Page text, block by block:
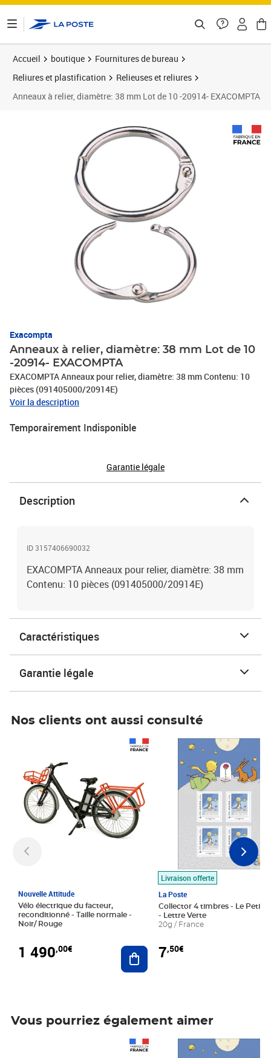
Accueil boutique
Fournitures de bureau
Reliures et plastification
Relieuses et reliures
Anneaux à relier, diamètre: 38 mm Lot de 10 -20914- EXACOMPTA
Exacompta
Anneaux à relier, diamètre: 38 mm Lot de 10
-20914- EXACOMPTA
EXACOMPTA Anneaux pour relier, diamètre: 38 mm Contenu: 10
pièces (091405000/20914E)
Voir la description
Temporairement Indisponible
Garantie légale
Description
ID 3157406690032
EXACOMPTA Anneaux pour relier, diamètre: 38 mm
Contenu: 10 pièces (091405000/20914E)
Caractéristiques
Garantie légale
Nos clients ont aussi consulté
Nouvelle Attitude
Vélo électrique du facteur,
reconditionné - Taille normale -
Noir/ Rouge
1 490,00€ Ajouter au panier
Livraison offerte
La Poste
Collector 4 timbres - Le Petit
- Lettre Verte
20g / France
7,50€
Prix 7,50€
Vous pourriez également aimer
Prix 7,50€